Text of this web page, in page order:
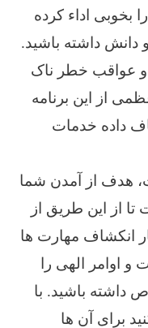
بخوبی اداء کرده
دانش داشته باشید.
و عواقب خطر ناک
از این برنامه
داده خدمات
هدف از آمدن شما
از این طریق از
انکشاف مهارت ها
اوامر الهی را
داشته باشید. با
برای آن ها